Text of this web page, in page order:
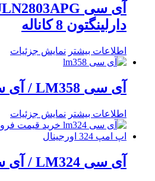
دارلینگتون 8 کاناله
اطلاعات بیشتر نمایش جزئیات
آی سی LM358 / آی سی آپ امپ
اطلاعات بیشتر نمایش جزئیات
آی سی LM324 / آی سی آپ امپ